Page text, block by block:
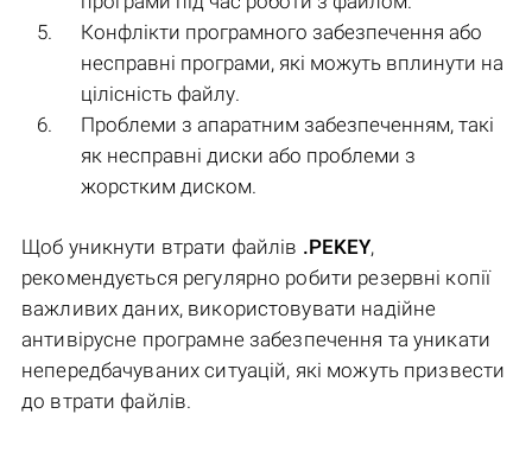
Конфлікти програмного забезпечення або
несправні програми, які можуть вплинути на
цілісність файлу.
Проблеми з апаратним забезпеченням, такі
як несправні диски або проблеми з
жорстким диском.
Щоб уникнути втрати файлів .PEKEY,
рекомендується регулярно робити резервні копії
важливих даних, використовувати надійне
антивірусне програмне забезпечення та уникати
непередбачуваних ситуацій, які можуть призвести
до втрати файлів.